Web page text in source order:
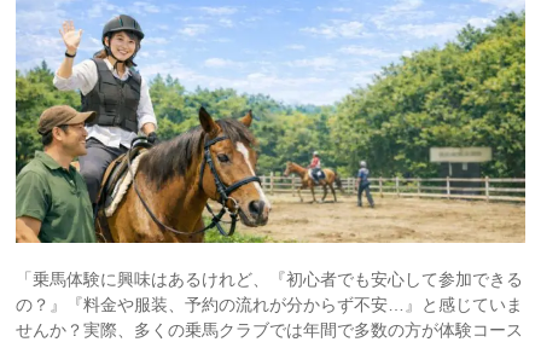
「乗馬体験に興味はあるけれど、『初心者でも安心して参加できる
の？』『料金や服装、予約の流れが分からず不安…』と感じていま
せんか？実際、多くの乗馬クラブでは年間で多数の方が体験コース